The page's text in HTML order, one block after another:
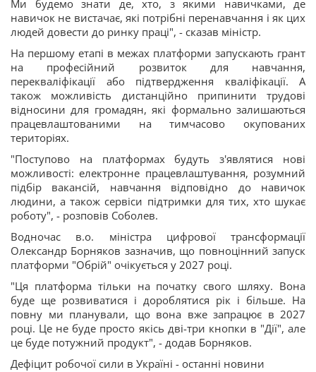
Ми будемо знати де, хто, з якими навичками, де
навичок не вистачає, які потрібні перенавчання і як цих
людей довести до ринку праці", - сказав міністр.
На першому етапі в межах платформи запускають грант
на професійний розвиток для навчання,
перекваліфікації або підтвердження кваліфікації. А
також можливість дистанційно припинити трудові
відносини для громадян, які формально залишаються
працевлаштованими на тимчасово окупованих
територіях.
"Поступово на платформах будуть з'являтися нові
можливості: електронне працевлаштування, розумний
підбір вакансій, навчання відповідно до навичок
людини, а також сервіси підтримки для тих, хто шукає
роботу", - розповів Соболев.
Водночас в.о. міністра цифрової трансформації
Олександр Борняков зазначив, що повноцінний запуск
платформи "Обрій" очікується у 2027 році.
"Ця платформа тільки на початку свого шляху. Вона
буде ще розвиватися і дороблятися рік і більше. На
повну ми планували, що вона вже запрацює в 2027
році. Це не буде просто якісь дві-три кнопки в "Дії", але
це буде потужний продукт", - додав Борняков.
Дефіцит робочої сили в Україні - останні новини